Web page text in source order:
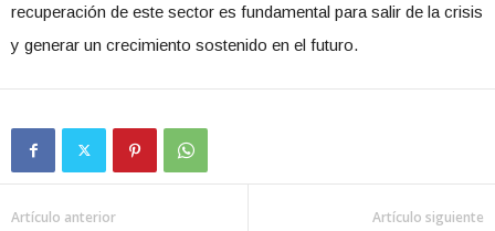
recuperación de este sector es fundamental para salir de la crisis
y generar un crecimiento sostenido en el futuro.
Artículo anterior Artículo siguiente